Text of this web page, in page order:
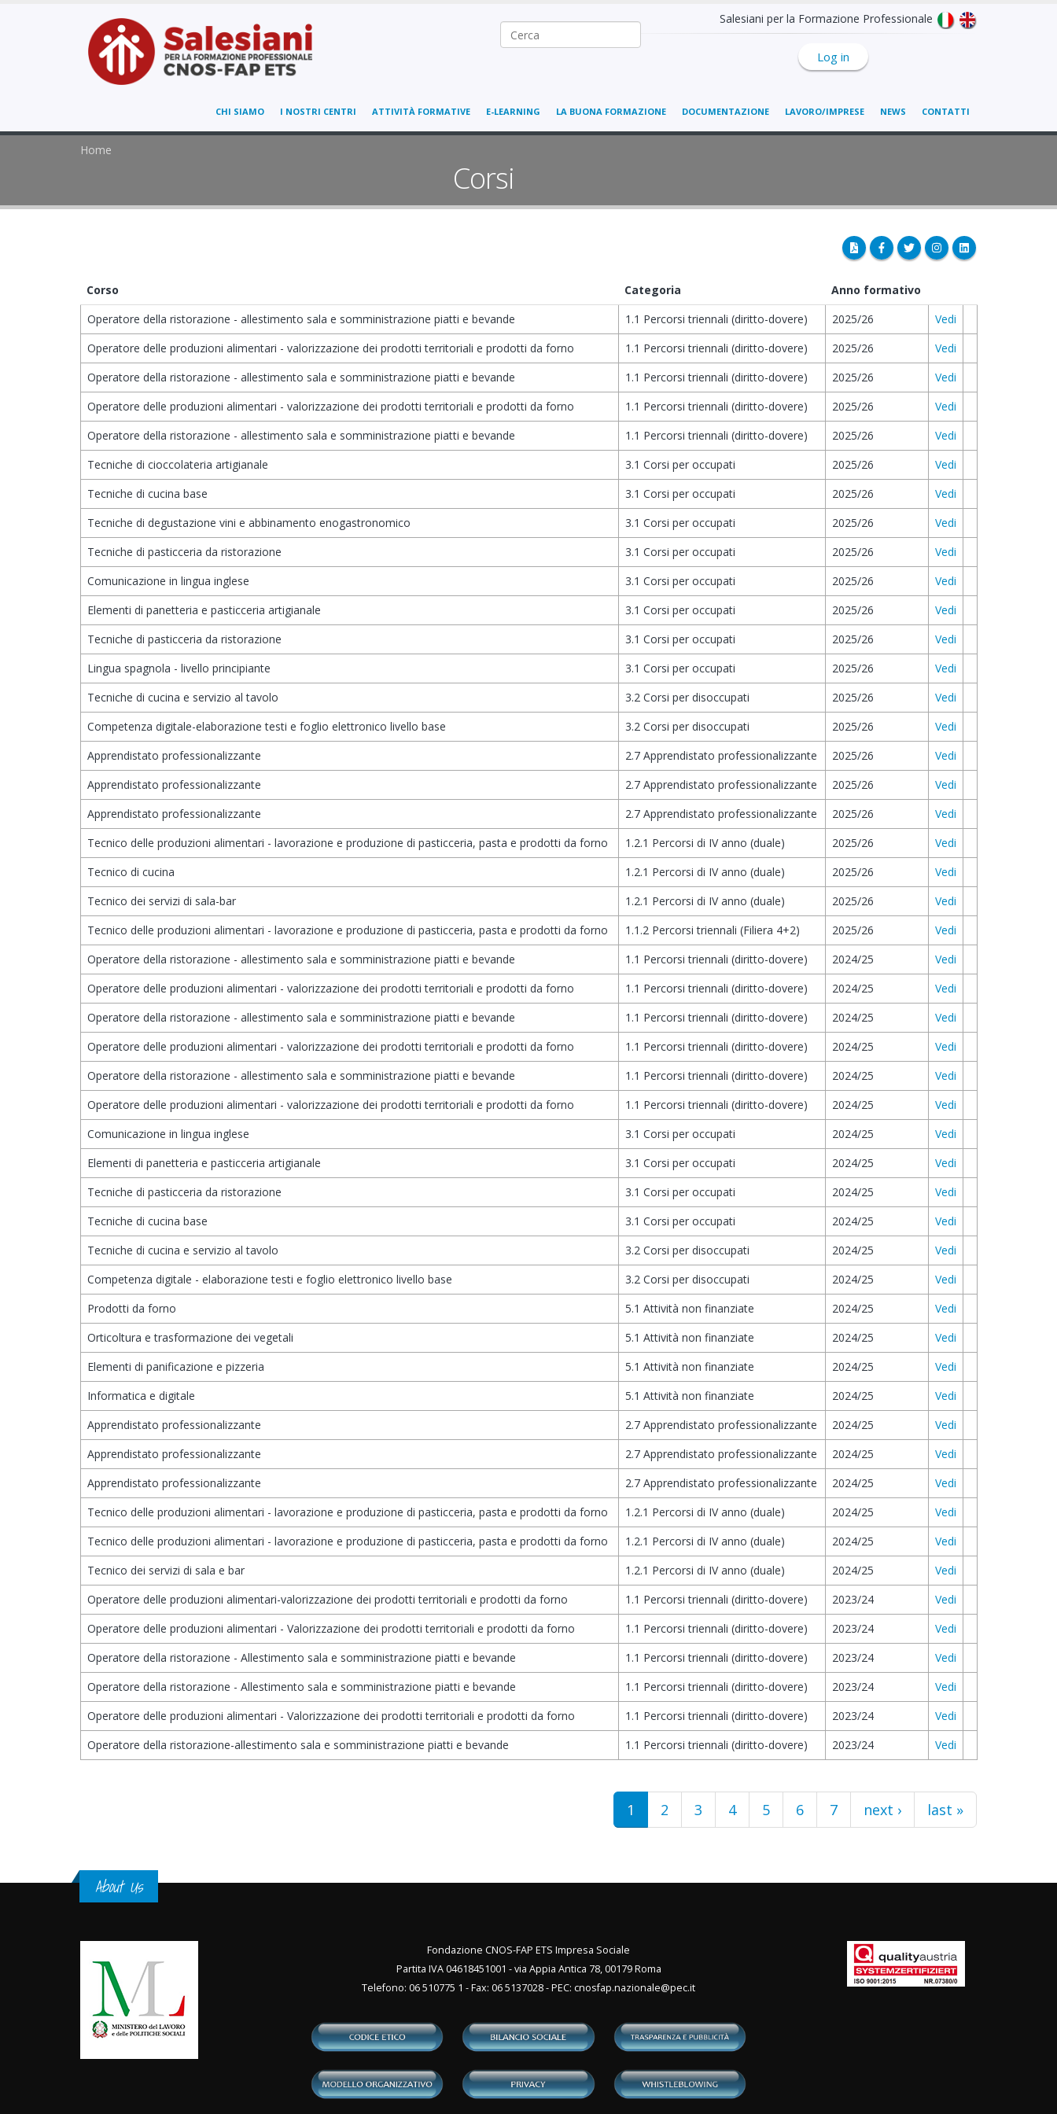
Salesiani per la Formazione Professionale
Log in
Ricerca nel sito
CHI SIAMO I NOSTRI CENTRI ATTIVITÀ FORMATIVE E-LEARNING LA BUONA FORMAZIONE DOCUMENTAZIONE LAVORO/IMPRESE NEWS CONTATTI
Home
Corsi
Corso Categoria
Anno formativo
Operatore della ristorazione - allestimento sala e somministrazione piatti e bevande
1.1 Percorsi triennali (diritto-dovere) 2025/26
Vedi
Operatore delle produzioni alimentari - valorizzazione dei prodotti territoriali e prodotti da forno
1.1 Percorsi triennali (diritto-dovere) 2025/26
Vedi
Operatore della ristorazione - allestimento sala e somministrazione piatti e bevande
1.1 Percorsi triennali (diritto-dovere) 2025/26
Vedi
Operatore delle produzioni alimentari - valorizzazione dei prodotti territoriali e prodotti da forno
1.1 Percorsi triennali (diritto-dovere) 2025/26
Vedi
Operatore della ristorazione - allestimento sala e somministrazione piatti e bevande
1.1 Percorsi triennali (diritto-dovere) 2025/26
Vedi
Tecniche di cioccolateria artigianale
3.1 Corsi per occupati 2025/26
Vedi
Tecniche di cucina base
3.1 Corsi per occupati 2025/26
Vedi
Tecniche di degustazione vini e abbinamento enogastronomico
3.1 Corsi per occupati 2025/26
Vedi
Tecniche di pasticceria da ristorazione
3.1 Corsi per occupati 2025/26
Vedi
Comunicazione in lingua inglese
3.1 Corsi per occupati 2025/26
Vedi
Elementi di panetteria e pasticceria artigianale
3.1 Corsi per occupati 2025/26
Vedi
Tecniche di pasticceria da ristorazione
3.1 Corsi per occupati 2025/26
Vedi
Lingua spagnola - livello principiante
3.1 Corsi per occupati 2025/26
Vedi
Tecniche di cucina e servizio al tavolo
3.2 Corsi per disoccupati 2025/26
Vedi
Competenza digitale-elaborazione testi e foglio elettronico livello base
3.2 Corsi per disoccupati 2025/26
Vedi
Apprendistato professionalizzante
2.7 Apprendistato professionalizzante 2025/26
Vedi
Apprendistato professionalizzante
2.7 Apprendistato professionalizzante 2025/26
Vedi
Apprendistato professionalizzante
2.7 Apprendistato professionalizzante 2025/26
Vedi
Tecnico delle produzioni alimentari - lavorazione e produzione di pasticceria, pasta e prodotti da forno
1.2.1 Percorsi di IV anno (duale) 2025/26
Vedi
Tecnico di cucina
1.2.1 Percorsi di IV anno (duale) 2025/26
Vedi
Tecnico dei servizi di sala-bar
1.2.1 Percorsi di IV anno (duale) 2025/26
Vedi
Tecnico delle produzioni alimentari - lavorazione e produzione di pasticceria, pasta e prodotti da forno
1.1.2 Percorsi triennali (Filiera 4+2) 2025/26
Vedi
Operatore della ristorazione - allestimento sala e somministrazione piatti e bevande
1.1 Percorsi triennali (diritto-dovere) 2024/25
Vedi
Operatore delle produzioni alimentari - valorizzazione dei prodotti territoriali e prodotti da forno
1.1 Percorsi triennali (diritto-dovere) 2024/25
Vedi
Operatore della ristorazione - allestimento sala e somministrazione piatti e bevande
1.1 Percorsi triennali (diritto-dovere) 2024/25
Vedi
Operatore delle produzioni alimentari - valorizzazione dei prodotti territoriali e prodotti da forno
1.1 Percorsi triennali (diritto-dovere) 2024/25
Vedi
Operatore della ristorazione - allestimento sala e somministrazione piatti e bevande
1.1 Percorsi triennali (diritto-dovere) 2024/25
Vedi
Operatore delle produzioni alimentari - valorizzazione dei prodotti territoriali e prodotti da forno
1.1 Percorsi triennali (diritto-dovere) 2024/25
Vedi
Comunicazione in lingua inglese
3.1 Corsi per occupati 2024/25
Vedi
Elementi di panetteria e pasticceria artigianale
3.1 Corsi per occupati 2024/25
Vedi
Tecniche di pasticceria da ristorazione
3.1 Corsi per occupati 2024/25
Vedi
Tecniche di cucina base
3.1 Corsi per occupati 2024/25
Vedi
Tecniche di cucina e servizio al tavolo
3.2 Corsi per disoccupati 2024/25
Vedi
Competenza digitale - elaborazione testi e foglio elettronico livello base
3.2 Corsi per disoccupati 2024/25
Vedi
Prodotti da forno
5.1 Attività non finanziate 2024/25
Vedi
Orticoltura e trasformazione dei vegetali
5.1 Attività non finanziate 2024/25
Vedi
Elementi di panificazione e pizzeria
5.1 Attività non finanziate 2024/25
Vedi
Informatica e digitale
5.1 Attività non finanziate 2024/25
Vedi
Apprendistato professionalizzante
2.7 Apprendistato professionalizzante 2024/25
Vedi
Apprendistato professionalizzante
2.7 Apprendistato professionalizzante 2024/25
Vedi
Apprendistato professionalizzante
2.7 Apprendistato professionalizzante 2024/25
Vedi
Tecnico delle produzioni alimentari - lavorazione e produzione di pasticceria, pasta e prodotti da forno
1.2.1 Percorsi di IV anno (duale) 2024/25
Vedi
Tecnico delle produzioni alimentari - lavorazione e produzione di pasticceria, pasta e prodotti da forno
1.2.1 Percorsi di IV anno (duale) 2024/25
Vedi
Tecnico dei servizi di sala e bar
1.2.1 Percorsi di IV anno (duale) 2024/25
Vedi
Operatore delle produzioni alimentari-valorizzazione dei prodotti territoriali e prodotti da forno
1.1 Percorsi triennali (diritto-dovere) 2023/24
Vedi
Operatore delle produzioni alimentari - Valorizzazione dei prodotti territoriali e prodotti da forno
1.1 Percorsi triennali (diritto-dovere) 2023/24
Vedi
Operatore della ristorazione - Allestimento sala e somministrazione piatti e bevande
1.1 Percorsi triennali (diritto-dovere) 2023/24
Vedi
Operatore della ristorazione - Allestimento sala e somministrazione piatti e bevande
1.1 Percorsi triennali (diritto-dovere) 2023/24
Vedi
Operatore delle produzioni alimentari - Valorizzazione dei prodotti territoriali e prodotti da forno
1.1 Percorsi triennali (diritto-dovere) 2023/24
Vedi
Operatore della ristorazione-allestimento sala e somministrazione piatti e bevande
1.1 Percorsi triennali (diritto-dovere) 2023/24 Vedi
1 2 3 4 5 6 7 next › last »
About Us
Fondazione CNOS-FAP ETS Impresa Sociale
Partita IVA 04618451001 - via Appia Antica 78, 00179 Roma
Telefono: 06 510775 1 - Fax: 06 5137028 - PEC: cnosfap.nazionale@pec.it